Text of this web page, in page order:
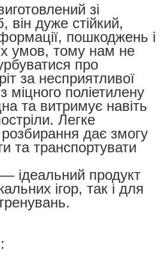
зі
він дуже стійкий,
пошкоджень і
умов, тому нам не
про
за несприятливої
міцного поліетилену
та витримує навіть
Легке
дає змогу
та транспортувати
ідеальний продукт
ігор, так і для